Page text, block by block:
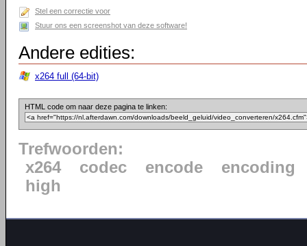
Stel een correctie voor
Stuur ons een screenshot van deze software!
Andere edities:
x264 full (64-bit)
HTML code om naar deze pagina te linken:
Trefwoorden:
x264
codec encode
encoding
high